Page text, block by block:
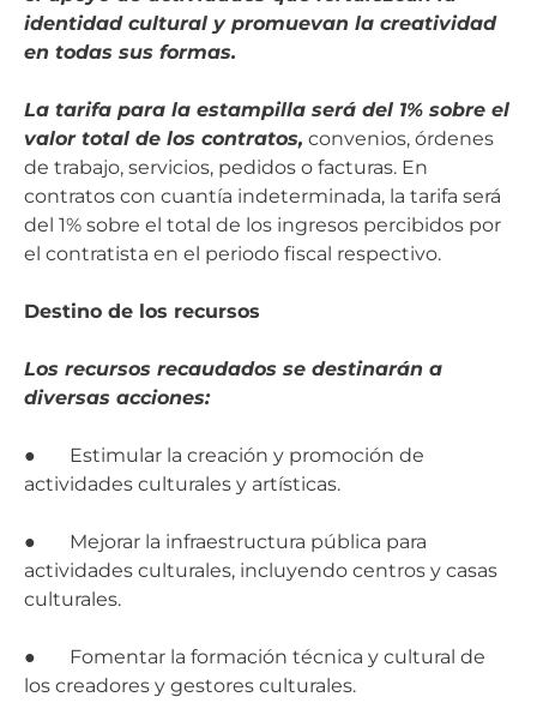
identidad cultural y promuevan la creatividad
en todas sus formas.
La tarifa para la estampilla será del 1% sobre el
valor total de los contratos, convenios, órdenes
de trabajo, servicios, pedidos o facturas. En
contratos con cuantía indeterminada, la tarifa será
del 1% sobre el total de los ingresos percibidos por
el contratista en el periodo fiscal respectivo.
Destino de los recursos
Los recursos recaudados se destinarán a
diversas acciones:
● Estimular la creación y promoción de
actividades culturales y artísticas.
● Mejorar la infraestructura pública para
actividades culturales, incluyendo centros y casas
culturales.
● Fomentar la formación técnica y cultural de
los creadores y gestores culturales.